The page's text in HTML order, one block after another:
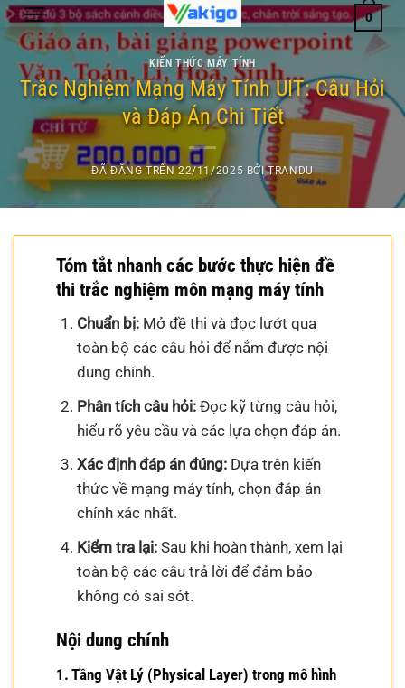
Chuyển
đến
nội
dung
0
KIẾN THỨC MÁY TÍNH
Trắc Nghiệm Mạng Máy Tính UIT: Câu Hỏi
và Đáp Án Chi Tiết
ĐÃ ĐĂNG TRÊN22/11/2025 BỞITRANDU
Tóm tắt nhanh các bước thực hiện đề
thi trắc nghiệm môn mạng máy tính
Chuẩn bị:Mở đề thi và đọc lướt qua
toàn bộ các câu hỏi để nắm được nội
dung chính.
Phân tích câu hỏi:Đọc kỹ từng câu hỏi,
hiểu rõ yêu cầu và các lựa chọn đáp án.
Xác định đáp án đúng:Dựa trên kiến
thức về mạng máy tính, chọn đáp án
chính xác nhất.
Kiểm tra lại:Sau khi hoàn thành, xem lại
toàn bộ các câu trả lời để đảm bảo
không có sai sót.
Nội dung chính
1. Tầng Vật Lý (Physical Layer) trong mô hình